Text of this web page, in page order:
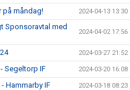
på måndag! 2024-04-13 13:30
Sponsoravtal med
2024-04-02 17:56
2024-03-27 21:52
Segeltorp IF 2024-03-20 16:08
Hammarby IF 2024-03-18 08:23